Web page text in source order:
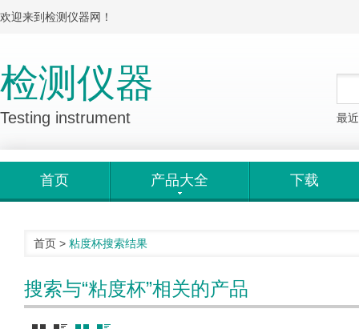
欢迎来到检测仪器网！
检测仪器
Testing instrument 最
首页 产品大全 下载
首页 > 粘度杯搜索结果
搜索与“粘度杯”相关的产品